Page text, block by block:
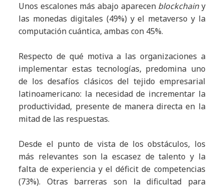
Unos escalones más abajo aparecen blockchainy
las monedas digitales (49%) y el metaverso y la
computación cuántica, ambas con 45%.
Respecto de qué motiva a las organizaciones a
implementar estas tecnologías, predomina uno
de los desafíos clásicos del tejido empresarial
latinoamericano: la necesidad de incrementar la
productividad, presente de manera directa en la
mitad de las respuestas.
Desde el punto de vista de los obstáculos, los
más relevantes son la escasez de talento y la
falta de experiencia y el déficit de competencias
(73%). Otras barreras son la dificultad para